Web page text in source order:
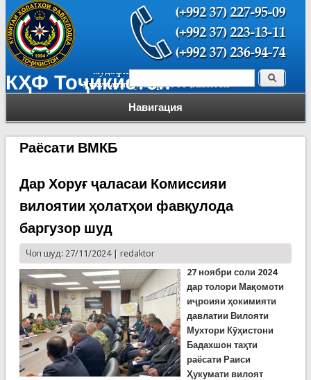
КҲФ Тоҷикистон
Навигация
Форма поиска Поиск
Раёсати ВМКБ
Дар Хоруғ ҷаласаи Комиссияи
вилоятии ҳолатҳои фавқулода
баргузор шуд
Чоп шуд: 27/11/2024 | redaktor
27 ноябри соли 2024
дар толори Мақомоти
иҷроияи ҳокимияти
давлатии Вилояти
Мухтори Кӯҳистони
Бадахшон таҳти
раёсати Раиси
Ҳукумати вилоят